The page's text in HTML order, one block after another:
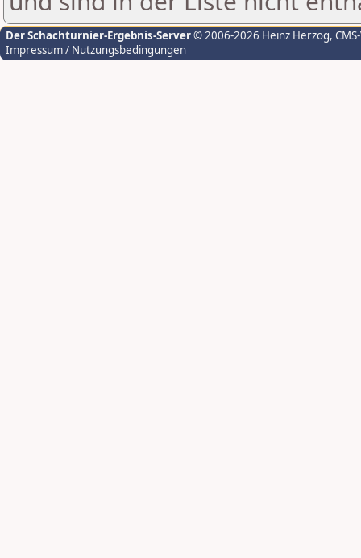
Der Schachturnier-Ergebnis-Server© 2006-2026 Heinz Herzog,
Impressum / Nutzungsbedingungen